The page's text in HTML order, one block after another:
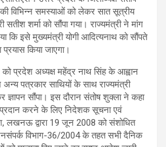
विभिन्न समस्याओं को लेकर सात सूत्रीय
शर्मा को सौंपा गया। राज्यमंत्री ने मांग
कि इसे मुख्यमंत्री योगी आदित्यनाथ को सौंपते
किया जाएगा।
को प्रदेश अध्यक्ष महेंद्र नाथ सिंह के आह्वान
अन्य पत्रकार साथियों के साथ राज्यमंत्री
सौंपा। इस दौरान संतोष शुक्ला ने कहा
प्रदान करने के लिए निदेशक सूचना एवं
लखनऊ द्वारा 19 जून 2008 को संशोधित
विभाग-36/2004 के तहत सभी दैनिक